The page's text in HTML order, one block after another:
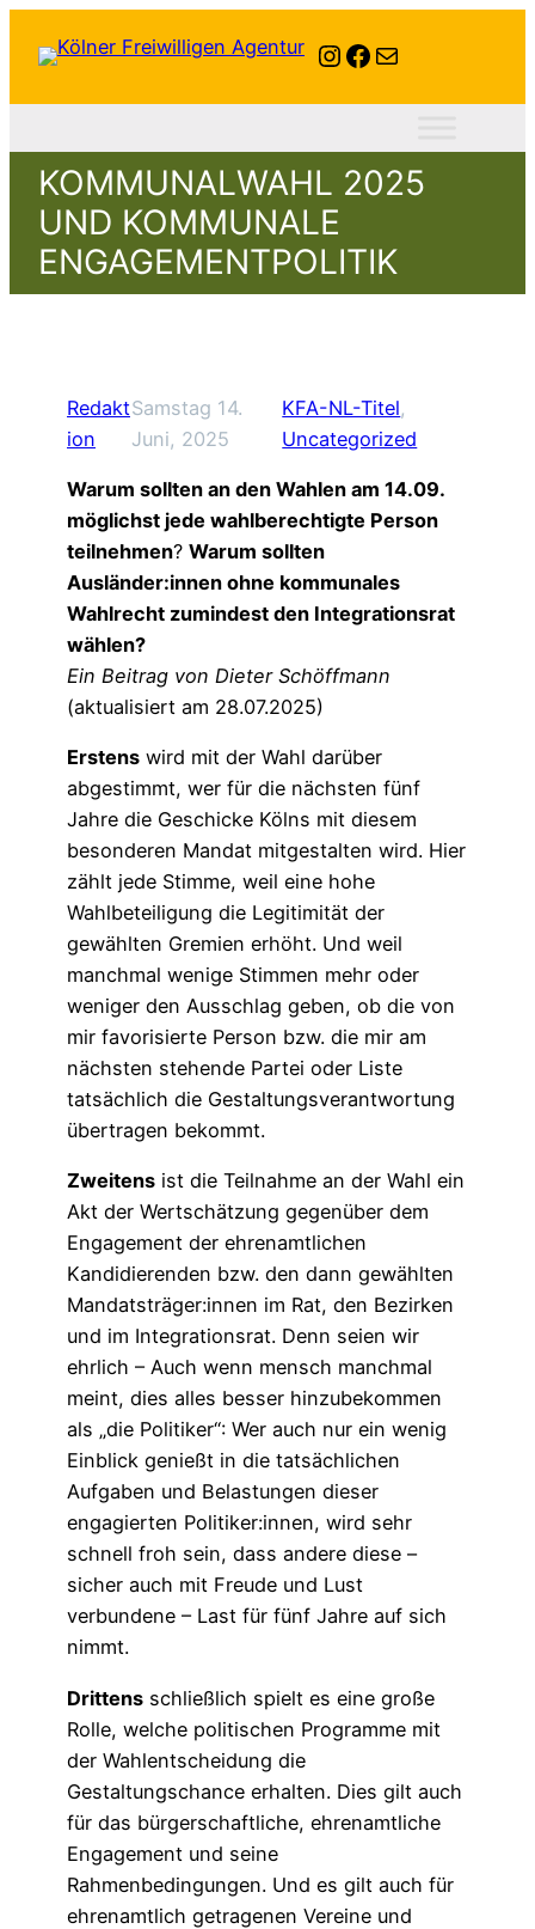
Instagram
Facebook
E-Mail
KOMMUNALWAHL 2025
UND KOMMUNALE
ENGAGEMENTPOLITIK
Redakt
ion
Samstag 14.
Juni, 2025
KFA-NL-Titel
Uncategorized
Warum sollten an den Wahlen am 14.09.
möglichst jede wahlberechtigte Person
teilnehmen? Warum sollten
Ausländer:innen ohne kommunales
Wahlrecht zumindest den Integrationsrat
wählen?
Ein Beitrag von Dieter Schöffmann
(aktualisiert am 28.07.2025)
Erstens wird mit der Wahl darüber
abgestimmt, wer für die nächsten fünf
Jahre die Geschicke Kölns mit diesem
besonderen Mandat mitgestalten wird. Hier
zählt jede Stimme, weil eine hohe
Wahlbeteiligung die Legitimität der
gewählten Gremien erhöht. Und weil
manchmal wenige Stimmen mehr oder
weniger den Ausschlag geben, ob die von
mir favorisierte Person bzw. die mir am
nächsten stehende Partei oder Liste
tatsächlich die Gestaltungsverantwortung
übertragen bekommt.
Zweitens ist die Teilnahme an der Wahl ein
Akt der Wertschätzung gegenüber dem
Engagement der ehrenamtlichen
Kandidierenden bzw. den dann gewählten
Mandatsträger:innen im Rat, den Bezirken
und im Integrationsrat. Denn seien wir
ehrlich – Auch wenn mensch manchmal
meint, dies alles besser hinzubekommen
als „die Politiker“: Wer auch nur ein wenig
Einblick genießt in die tatsächlichen
Aufgaben und Belastungen dieser
engagierten Politiker:innen, wird sehr
schnell froh sein, dass andere diese –
sicher auch mit Freude und Lust
verbundene – Last für fünf Jahre auf sich
nimmt.
Drittens schließlich spielt es eine große
Rolle, welche politischen Programme mit
der Wahlentscheidung die
Gestaltungschance erhalten. Dies gilt auch
für das bürgerschaftliche, ehrenamtliche
Engagement und seine
Rahmenbedingungen. Und es gilt auch für
ehrenamtlich getragenen Vereine und